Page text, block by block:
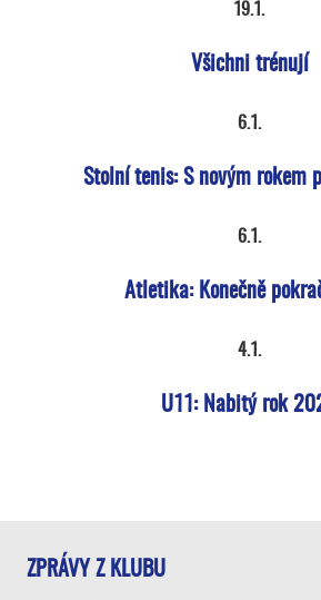
19.1.
Všichni trénují
6.1.
Stolní tenis: S novým rokem
6.1.
Atletika: Konečně
4.1.
U11: Nabitý rok
ZPRÁVY Z KLUBU